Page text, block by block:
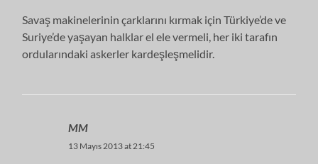
Savaş makinelerinin çarklarını kırmak için Türkiye’de ve
Suriye’de yaşayan halklar el ele vermeli, her iki tarafın
ordularındaki askerler kardeşleşmelidir.
MM
13 Mayıs 2013 at 21:45